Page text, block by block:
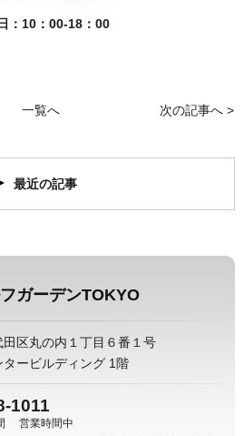
：10：00-18：00
一覧へ 次の記事へ >
最近の記事
ガーデンTOKYO
区丸の内１丁目６番１号
タービルディング 1階
1011
営業時間中